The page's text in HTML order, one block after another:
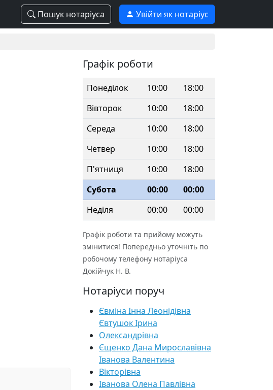
Пошук нотаріуса Увійти як нотаріус
Графік роботи
Понеділок 10:00
18:00
Вівторок
10:00
18:00
Середа
10:00
18:00
Четвер
10:00
18:00
П'ятниця
10:00
18:00
Субота
00:00
00:00
Неділя
00:00 00:00
Графік роботи та прийому можуть
змінитися! Попередньо уточніть по
робочому телефону нотаріуса
Докійчук Н. В.
Нотаріуси поруч
Євміна Інна Леонідівна
Євтушок Ірина
Олександрівна
Єщенко Дана Мирославівна
Іванова Валентина
Вікторівна
Іванова Олена Павлівна